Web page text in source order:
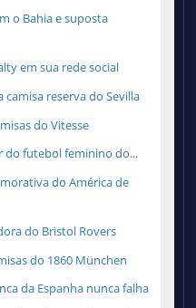
o Bahia e suposta
em sua rede social
camisa reserva do Sevilla
do Vitesse
do futebol feminino do...
do América de
do Bristol Rovers
do 1860 München
da Espanha nunca falha